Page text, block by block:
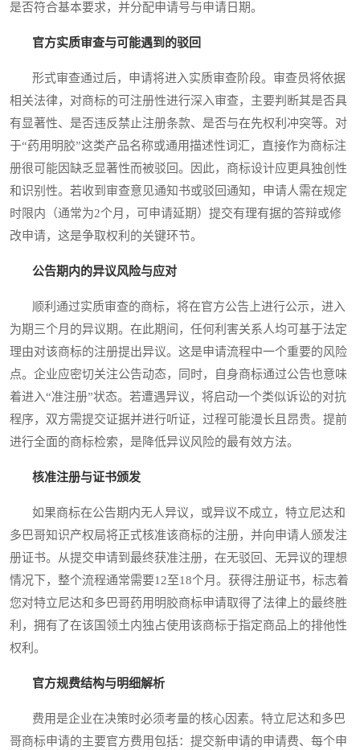
是否符合基本要求，并分配申请号与申请日期。
官方实质审查与可能遇到的驳回
形式审查通过后，申请将进入实质审查阶段。审查员将依据
相关法律，对商标的可注册性进行深入审查，主要判断其是否具
有显著性、是否违反禁止注册条款、是否与在先权利冲突等。对
于“药用明胶”这类产品名称或通用描述性词汇，直接作为商标注
册很可能因缺乏显著性而被驳回。因此，商标设计应更具独创性
和识别性。若收到审查意见通知书或驳回通知，申请人需在规定
时限内（通常为2个月，可申请延期）提交有理有据的答辩或修
改申请，这是争取权利的关键环节。
公告期内的异议风险与应对
顺利通过实质审查的商标，将在官方公告上进行公示，进入
为期三个月的异议期。在此期间，任何利害关系人均可基于法定
理由对该商标的注册提出异议。这是申请流程中一个重要的风险
点。企业应密切关注公告动态，同时，自身商标通过公告也意味
着进入“准注册”状态。若遭遇异议，将启动一个类似诉讼的对抗
程序，双方需提交证据并进行听证，过程可能漫长且昂贵。提前
进行全面的商标检索，是降低异议风险的最有效方法。
核准注册与证书颁发
如果商标在公告期内无人异议，或异议不成立，特立尼达和
多巴哥知识产权局将正式核准该商标的注册，并向申请人颁发注
册证书。从提交申请到最终获准注册，在无驳回、无异议的理想
情况下，整个流程通常需要12至18个月。获得注册证书，标志着
您对特立尼达和多巴哥药用明胶商标申请取得了法律上的最终胜
利，拥有了在该国领土内独占使用该商标于指定商品上的排他性
权利。
官方规费结构与明细解析
费用是企业在决策时必须考量的核心因素。特立尼达和多巴
哥商标申请的主要官方费用包括：提交新申请的申请费、每个申